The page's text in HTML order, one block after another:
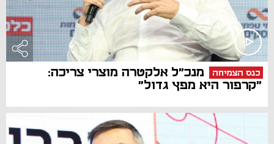
כנס הצמיחה
מנכ"ל אלקטרה מוצרי צריכה:
"קרפור היא מפץ גדול"